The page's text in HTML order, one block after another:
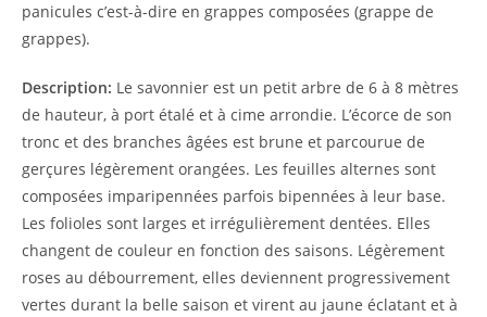
panicules c’est-à-dire en grappes composées (grappe de
grappes).
Description: Le savonnier est un petit arbre de 6 à 8 mètres
de hauteur, à port étalé et à cime arrondie. L’écorce de son
tronc et des branches âgées est brune et parcourue de
gerçures légèrement orangées. Les feuilles alternes sont
composées imparipennées parfois bipennées à leur base.
Les folioles sont larges et irrégulièrement dentées. Elles
changent de couleur en fonction des saisons. Légèrement
roses au débourrement, elles deviennent progressivement
vertes durant la belle saison et virent au jaune éclatant et à